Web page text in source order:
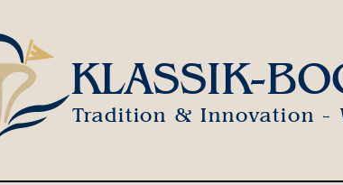
KLASSIK-
Tradition & Innovation -